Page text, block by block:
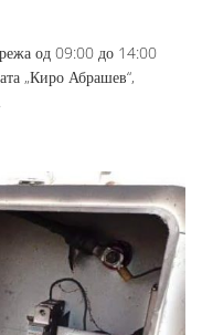
од 09:00 до 14:00
„Киро Абрашев“,